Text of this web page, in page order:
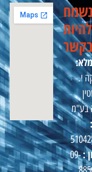
נשמח
להיות
י.
בע"מ
:
09-